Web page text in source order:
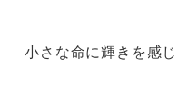
小さな命に輝きを感